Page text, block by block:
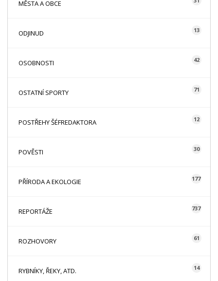
MĚSTA A OBCE
ODJINUD 13
OSOBNOSTI 42
OSTATNÍ SPORTY 71
POSTŘEHY ŠÉFREDAKTORA 12
POVĚSTI 30
PŘÍRODA A EKOLOGIE 177
REPORTÁŽE 737
ROZHOVORY 61
RYBNÍKY, ŘEKY, ATD. 14